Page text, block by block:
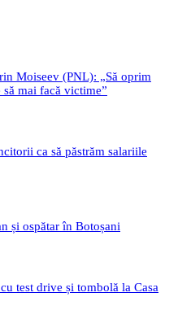
Moiseev (PNL): „Să oprim
mai facă victime”
ca să păstrăm salariile
și ospătar în Botoșani
test drive și tombolă la Casa